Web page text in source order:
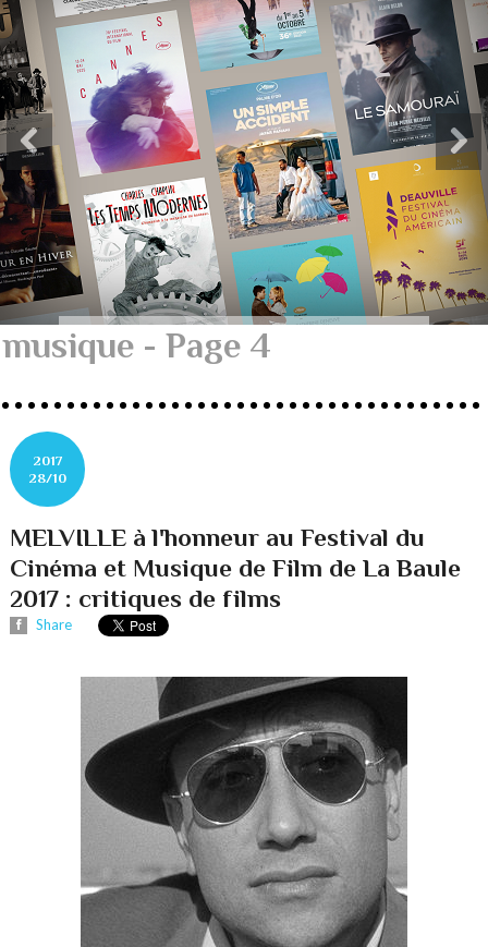
musique - Page 4
2017
28/10
MELVILLE à l'honneur au Festival du
Cinéma et Musique de Film de La Baule
2017 : critiques de films
Share